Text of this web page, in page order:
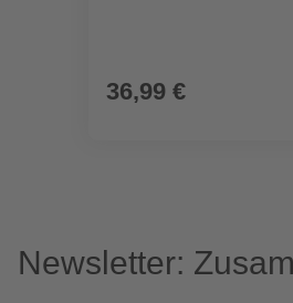
36,99 €
Newsletter: